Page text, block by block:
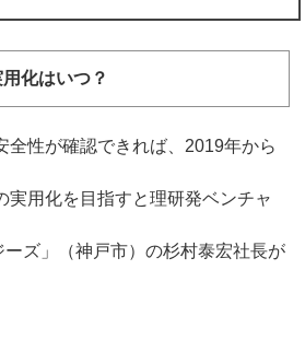
化はいつ？
全性が確認できれば、2019年から
実用化を目指すと理研発ベンチャ
ーズ」（神戸市）の杉村泰宏社長が